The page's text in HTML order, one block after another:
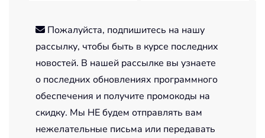
Пожалуйста, подпишитесь на нашу
рассылку, чтобы быть в курсе последних
новостей. В нашей рассылке вы узнаете
о последних обновлениях программного
обеспечения и получите промокоды на
скидку. Мы НЕ будем отправлять вам
нежелательные письма или передавать